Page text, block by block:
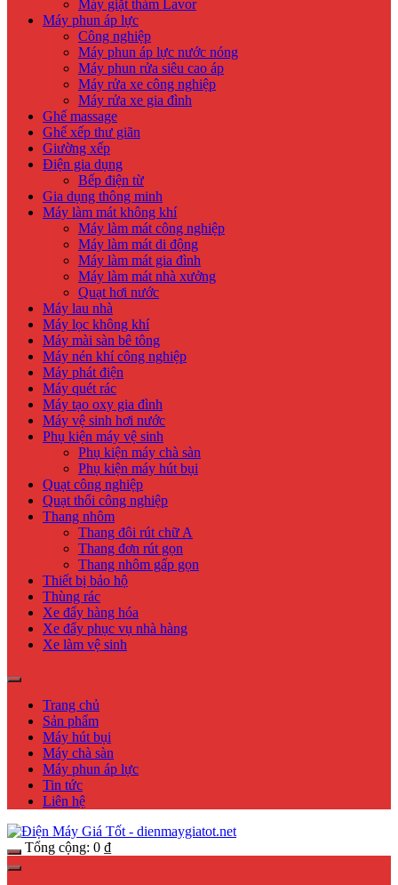
Máy giặt thảm Lavor
Máy phun áp lực
Công nghiệp
Máy phun áp lực nước nóng
Máy phun rửa siêu cao áp
Máy rửa xe công nghiệp
Máy rửa xe gia đình
Ghế massage
Ghế xếp thư giãn
Giường xếp
Điện gia dụng
Bếp điện từ
Gia dụng thông minh
Máy làm mát không khí
Máy làm mát công nghiệp
Máy làm mát di động
Máy làm mát gia đình
Máy làm mát nhà xưởng
Quạt hơi nước
Máy lau nhà
Máy lọc không khí
Máy mài sàn bê tông
Máy nén khí công nghiệp
Máy phát điện
Máy quét rác
Máy tạo oxy gia đình
Máy vệ sinh hơi nước
Phụ kiện máy vệ sinh
Phụ kiện máy chà sàn
Phụ kiện máy hút bụi
Quạt công nghiệp
Quạt thổi công nghiệp
Thang nhôm
Thang đôi rút chữ A
Thang đơn rút gọn
Thang nhôm gấp gọn
Thiết bị bảo hộ
Thùng rác
Xe đẩy hàng hóa
Xe đẩy phục vụ nhà hàng
Xe làm vệ sinh
Trang chủ
Sản phẩm
Máy hút bụi
Máy chà sàn
Máy phun áp lực
Tin tức
Liên hệ
Tổng cộng: 0 ₫